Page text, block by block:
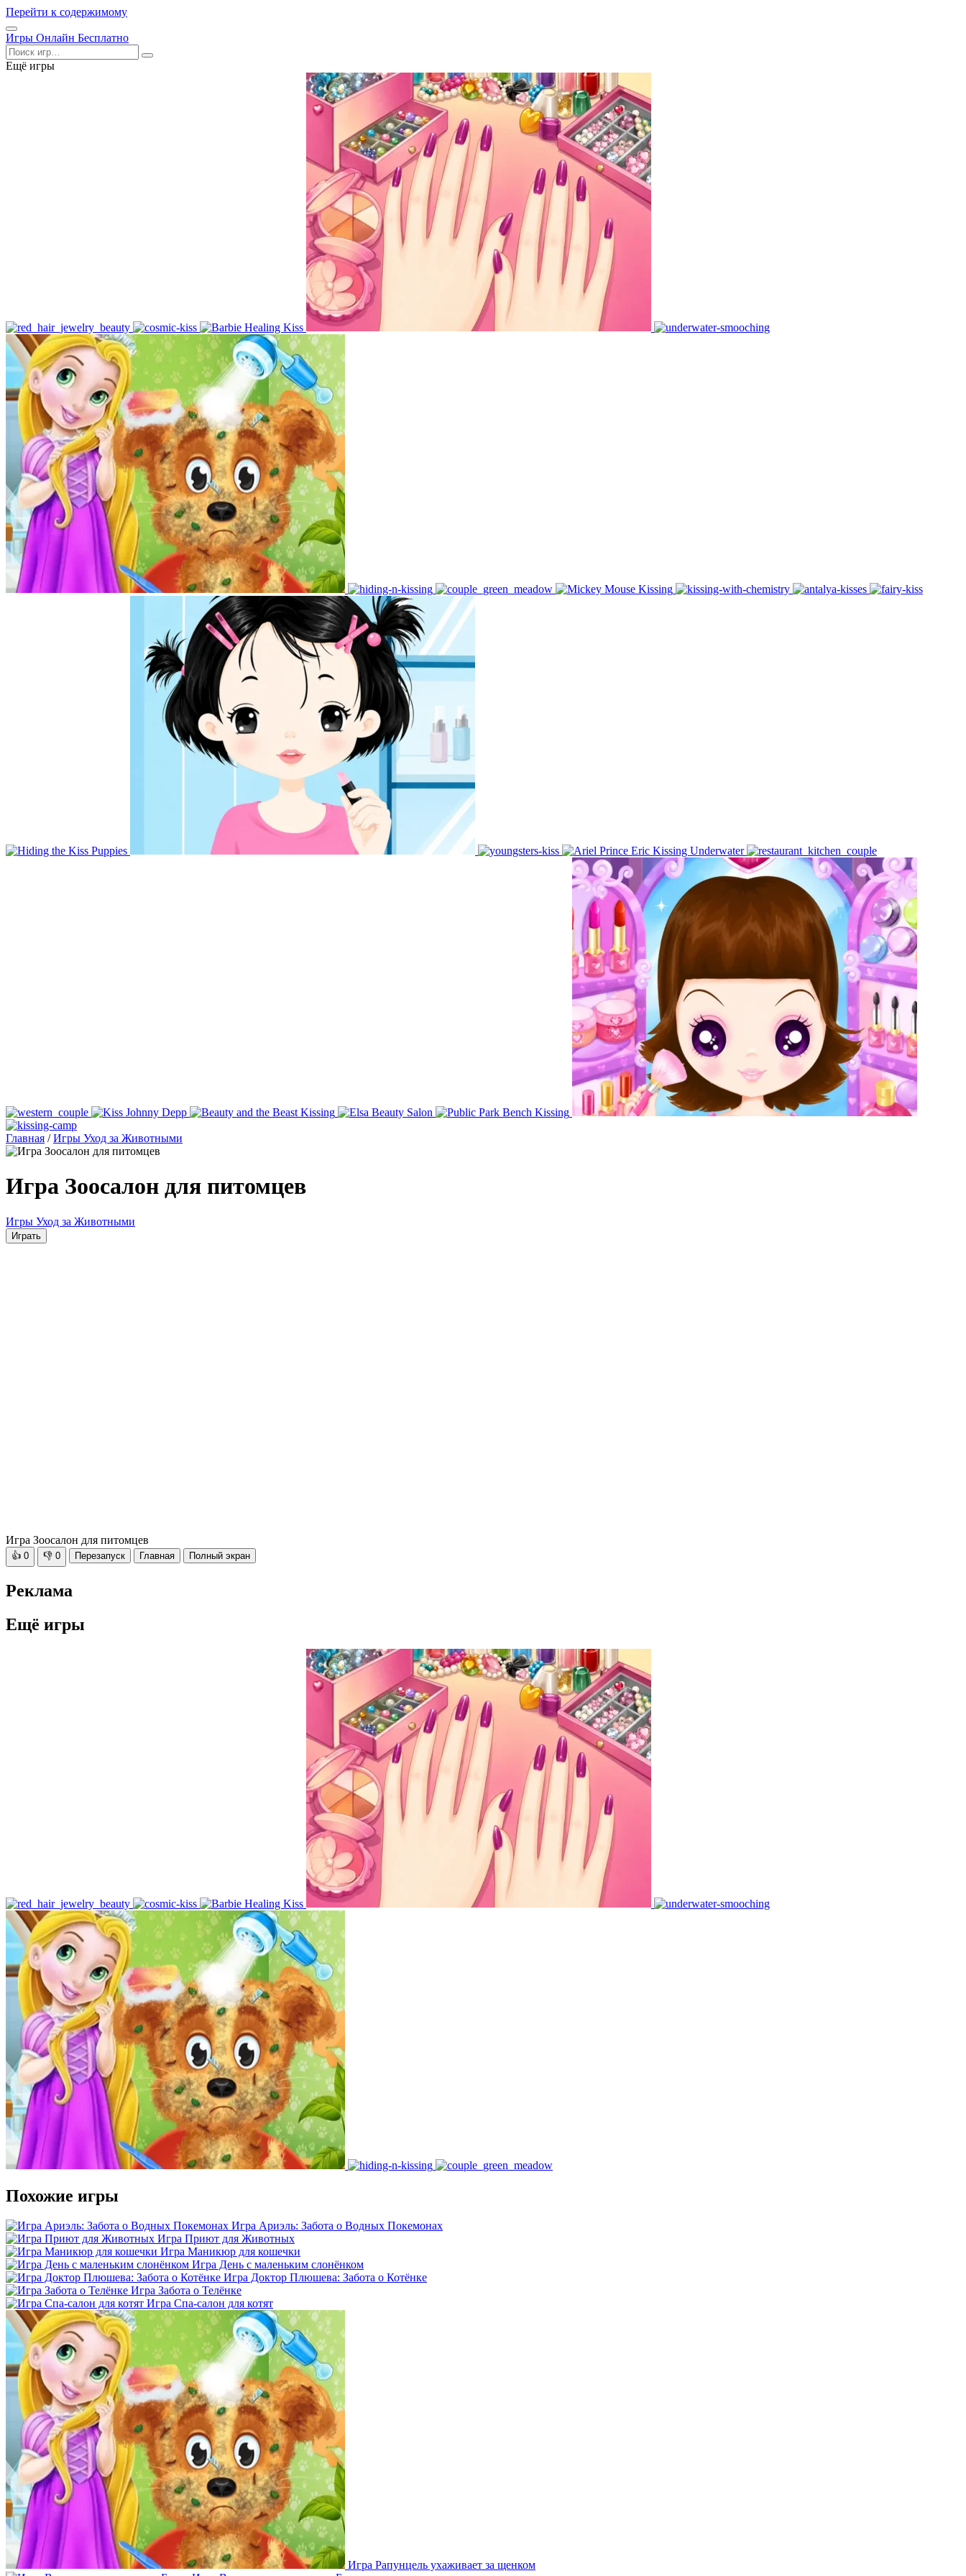
Перейти к содержимому
Открыть
меню
Игры Онлайн Бесплатно
Поиск
Ещё игры
Главная / Игры Уход за Животными
Игра Зоосалон для питомцев
Игры Уход за Животными
Играть
Игра Зоосалон для питомцев
👍 0 👎 0 Перезапуск Главная Полный экран
Реклама
Ещё игры
Похожие игры
Игра Ариэль: Забота о Водных Покемонах
Игра Приют для Животных
Игра Маникюр для кошечки
Игра День с маленьким слонёнком
Игра Доктор Плюшева: Забота о Котёнке
Игра Забота о Телёнке
Игра Спа-салон для котят
Игра Рапунцель ухаживает за щенком